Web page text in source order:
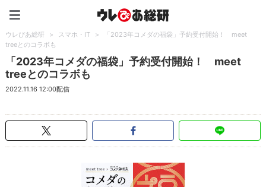
ウレぴあ総研 > スマホ・IT >
「2023年コメダの福袋」予約受付開始！ meet
treeとのコラボも
「2023年コメダの福袋」予約受付開始！ meet
treeとのコラボも
2022.11.16 12:00配信